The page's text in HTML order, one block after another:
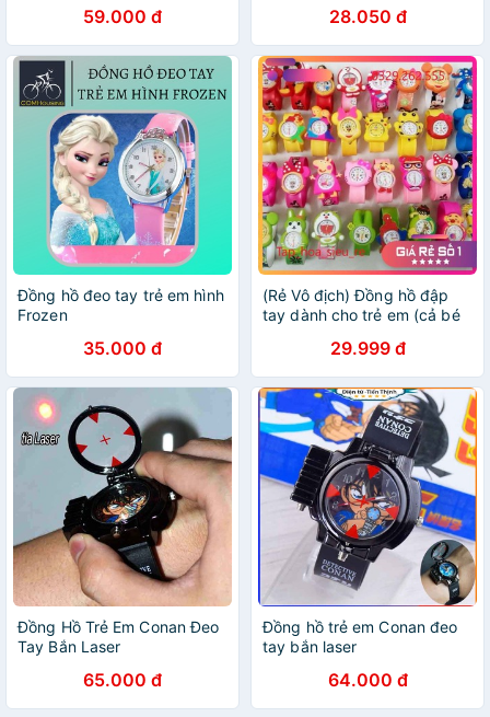
59.000 đ
siêu đáng yêu28.050 đ
Đồng hồ đeo tay trẻ em hình
Frozen
35.000 đ
(Rẻ Vô địch) Đồng hồ đập
tay dành cho trẻ em (cả bé
siêu đáng yêu29.999 đ
Đồng Hồ Trẻ Em Conan Đeo
Tay Bắn Laser
65.000 đ
Đồng hồ trẻ em Conan đeo
tay bắn laser
64.000 đ